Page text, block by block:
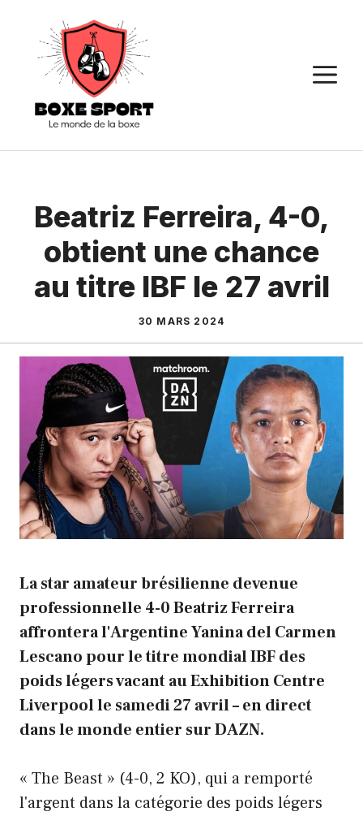
contenu
Beatriz Ferreira, 4-0,
obtient une chance
au titre IBF le 27 avril
30 MARS 2024
La star amateur brésilienne devenue
professionnelle 4-0 Beatriz Ferreira
affrontera l'Argentine Yanina del Carmen
Lescano pour le titre mondial IBF des
poids légers vacant au Exhibition Centre
Liverpool le samedi 27 avril – en direct
dans le monde entier sur DAZN.
« The Beast » (4-0, 2 KO), qui a remporté
l'argent dans la catégorie des poids légers